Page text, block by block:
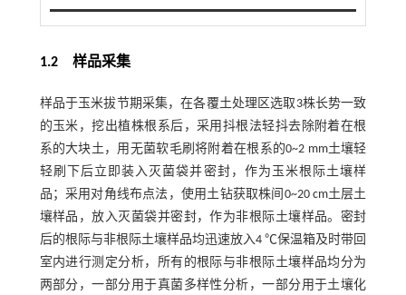
1.2 样品采集
样品于玉米拔节期采集，在各覆土处理区选取3株长势一致
的玉米，挖出植株根系后，采用抖根法轻抖去除附着在根
系的大块土，用无菌软毛刷将附着在根系的0~2 mm土壤轻
轻刷下后立即装入灭菌袋并密封，作为玉米根际土壤样
品；采用对角线布点法，使用土钻获取株间0~20 cm土层土
壤样品，放入灭菌袋并密封，作为非根际土壤样品。密封
后的根际与非根际土壤样品均迅速放入4 ℃保温箱及时带回
室内进行测定分析，所有的根际与非根际土壤样品均分为
两部分，一部分用于真菌多样性分析，一部分用于土壤化